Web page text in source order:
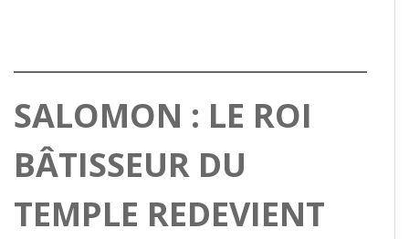
SALOMON : LE ROI
BÂTISSEUR DU
TEMPLE REDEVIENT